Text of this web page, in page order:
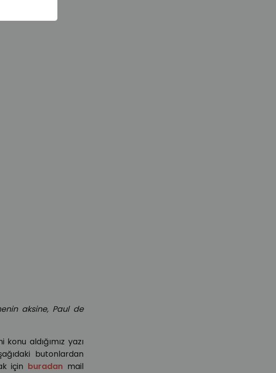
aksine, Paul de
aldığımız yazı
butonlardan
için buradan mail